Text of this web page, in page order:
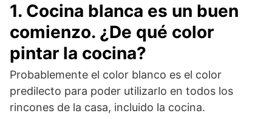
1. Cocina blanca es un buen
comienzo. ¿De qué color
pintar la cocina?
Probablemente el color blanco es el color
predilecto para poder utilizarlo en todos los
rincones de la casa, incluido la cocina.